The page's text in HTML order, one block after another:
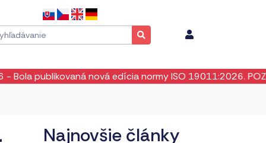
nová edícia normy ISO 19011:2026. POZOR!
Najnovšie články